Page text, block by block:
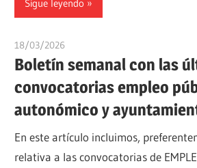
Sigue leyendo
18/03/2026
Boletín semanal con las
convocatorias empleo
autonómico y
En este artículo incluimos,
relativa a las convocatorias de